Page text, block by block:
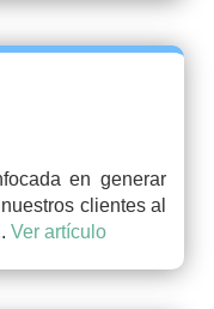
en generar
clientes al
Ver artículo